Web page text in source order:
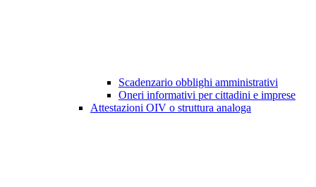
Scadenzario obblighi amministrativi
Oneri informativi per cittadini e imprese
Attestazioni OIV o struttura analoga